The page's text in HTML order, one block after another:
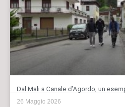
Dal Mali a Canale d’Agordo, un
26 Maggio 2026